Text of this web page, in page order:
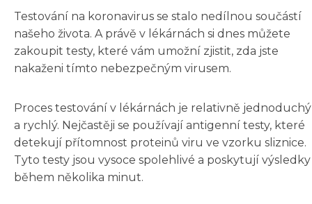
Testování na koronavirus se stalo nedílnou součástí
našeho života. A právě v lékárnách si dnes můžete
zakoupit testy, které vám umožní zjistit, zda jste
nakaženi tímto nebezpečným virusem.
Proces testování v lékárnách je relativně jednoduchý
a rychlý. Nejčastěji se používají antigenní testy, které
detekují přítomnost proteinů viru ve vzorku sliznice.
Tyto testy jsou vysoce spolehlivé a poskytují výsledky
během několika minut.